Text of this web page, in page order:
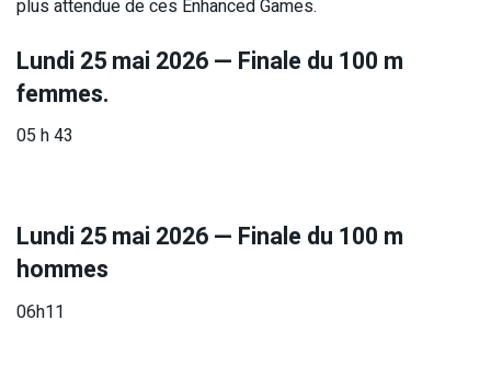
plus attendue de ces Enhanced Games.
Lundi 25 mai 2026 — Finale du 100 m
femmes.
05 h 43
Lundi 25 mai 2026 — Finale du 100 m
hommes
06h11